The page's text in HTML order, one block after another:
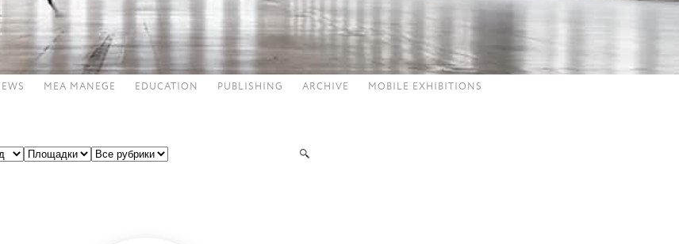
MEA MANEGE EDUCATION PUBLISHING ARCHIVE MOBILE EXHIBITIONS